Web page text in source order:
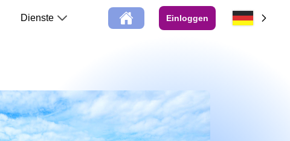
Dienste Einloggen